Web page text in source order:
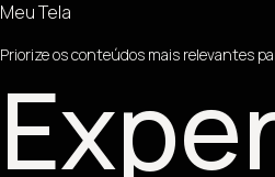
Meu Tela
Priorize os conteúdos mais relevantes